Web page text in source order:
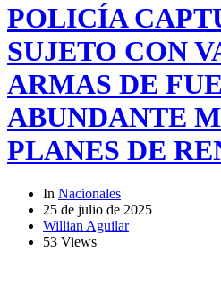
POLICÍA
SUJETO CON
ARMAS DE
ABUNDANTE
PLANES DE
In Nacionales
25 de julio de 2025
Willian Aguilar
53 Views